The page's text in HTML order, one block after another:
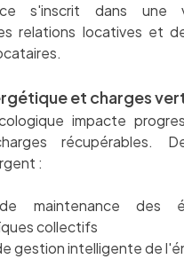
s'inscrit dans une
relations locatives et
et charges
impacte
récupérables.
:
maintenance des
collectifs
gestion intelligente de